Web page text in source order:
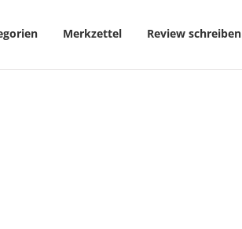
Merkzettel Review schreiben